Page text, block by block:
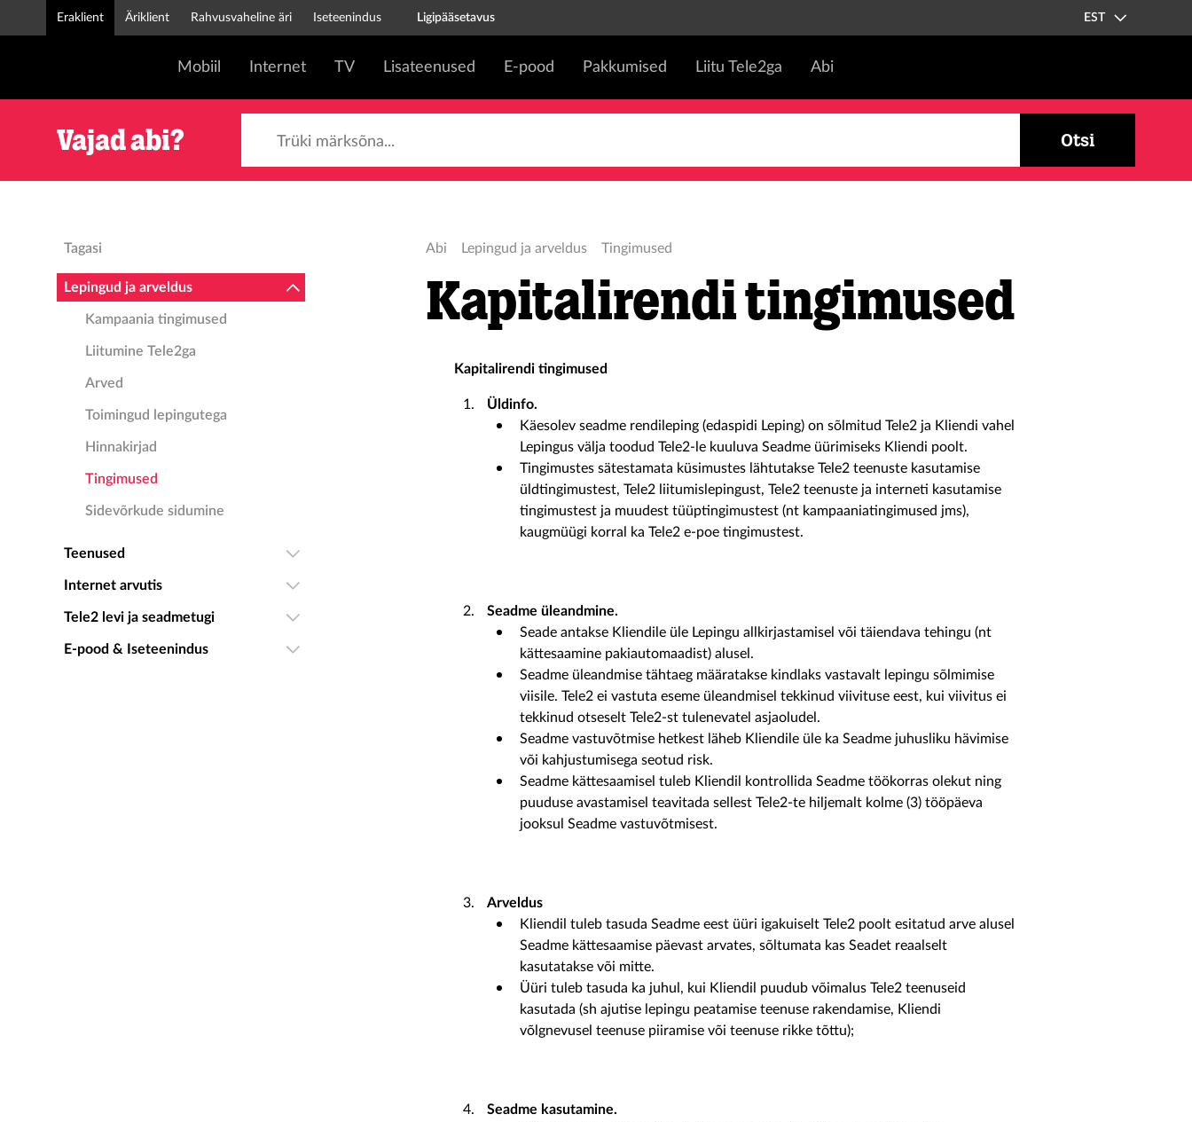
Eraklient Äriklient Rahvusvaheline äri Iseteenindus Ligipääsetavus EST
Mobiil Internet TV Lisateenused E-pood Pakkumised Liitu Tele2ga Abi
Vajad abi? Otsi
Tagasi
Lepingud ja arveldus
Kampaania tingimused
Liitumine Tele2ga
Arved
Toimingud lepingutega
Hinnakirjad
Tingimused
Sidevõrkude sidumine
Teenused
Internet arvutis
Tele2 levi ja seadmetugi
E-pood & Iseteenindus
Abi Lepingud ja arveldus Tingimused
Kapitalirendi tingimused
Kapitalirendi tingimused
Üldinfo.
Käesolev seadme rendileping (edaspidi Leping) on sõlmitud Tele2 ja Kliendi vahel
Lepingus välja toodud Tele2-le kuuluva Seadme üürimiseks Kliendi poolt.
Tingimustes sätestamata küsimustes lähtutakse Tele2 teenuste kasutamise
üldtingimustest, Tele2 liitumislepingust, Tele2 teenuste ja interneti kasutamise
tingimustest ja muudest tüüptingimustest (nt kampaaniatingimused jms),
kaugmüügi korral ka Tele2 e-poe tingimustest.
Seadme üleandmine.
Seade antakse Kliendile üle Lepingu allkirjastamisel või täiendava tehingu (nt
kättesaamine pakiautomaadist) alusel.
Seadme üleandmise tähtaeg määratakse kindlaks vastavalt lepingu sõlmimise
viisile. Tele2 ei vastuta eseme üleandmisel tekkinud viivituse eest, kui viivitus ei
tekkinud otseselt Tele2-st tulenevatel asjaoludel.
Seadme vastuvõtmise hetkest läheb Kliendile üle ka Seadme juhusliku hävimise
või kahjustumisega seotud risk.
Seadme kättesaamisel tuleb Kliendil kontrollida Seadme töökorras olekut ning
puuduse avastamisel teavitada sellest Tele2-te hiljemalt kolme (3) tööpäeva
jooksul Seadme vastuvõtmisest.
Arveldus
Kliendil tuleb tasuda Seadme eest üüri igakuiselt Tele2 poolt esitatud arve alusel
Seadme kättesaamise päevast arvates, sõltumata kas Seadet reaalselt
kasutatakse või mitte.
Üüri tuleb tasuda ka juhul, kui Kliendil puudub võimalus Tele2 teenuseid
kasutada (sh ajutise lepingu peatamise teenuse rakendamise, Kliendi
võlgnevusel teenuse piiramise või teenuse rikke tõttu);
Seadme kasutamine.